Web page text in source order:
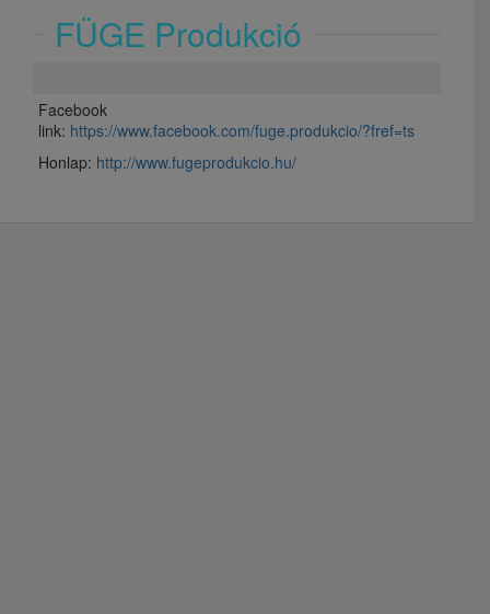
FÜGE Produkció
Facebook
link: https://www.facebook.com/fuge.produkcio/?fref=ts
Honlap: http://www.fugeprodukcio.hu/